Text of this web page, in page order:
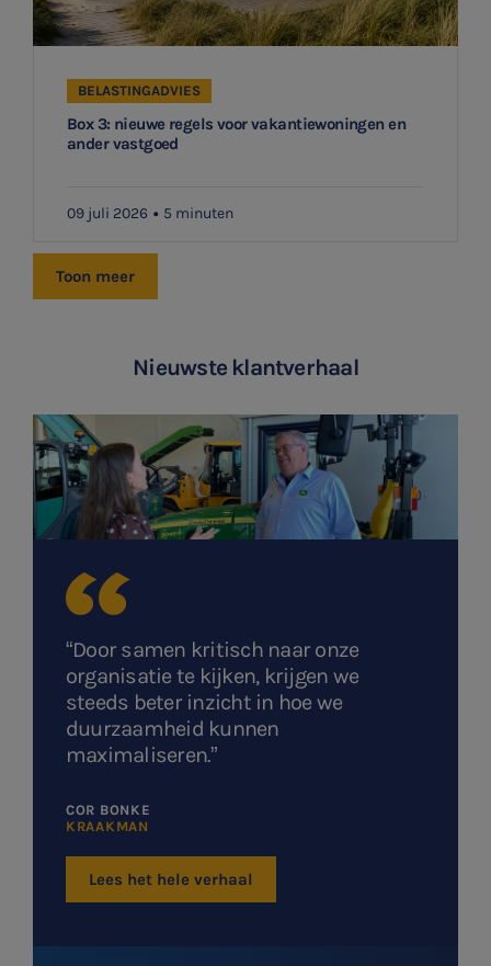
Box 3: nieuwe regels voor vakantiewoningen en
ander vastgoed
BELASTINGADVIES
09 juli 2026 5 minuten
Toon meer
Nieuwste klantverhaal
“Door samen kritisch naar onze
organisatie te kijken, krijgen we
steeds beter inzicht in hoe we
duurzaamheid kunnen
maximaliseren.”
COR BONKE
KRAAKMAN
Lees het hele verhaal